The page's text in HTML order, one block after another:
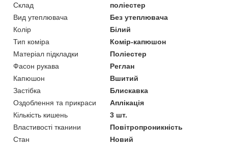
Склад
поліестер
Вид утеплювача
Без утеплювача
Колір
Білий
Тип коміра
Комір-капюшон
Матеріал підкладки
Поліестер
Фасон рукава
Реглан
Капюшон
Вшитий
Застібка
Блискавка
Оздоблення та прикраси
Аплікація
Кількість кишень
3 шт.
Властивості тканини
Повітропроникність
Стан
Новий